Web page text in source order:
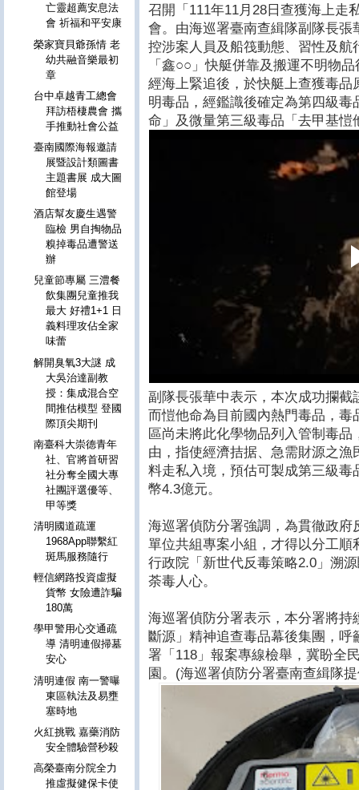
召開「111年11月28日查獲海上走
會。由海巡署臺南查緝隊副隊長
控涉案人員及船筏動態、習性及
「鑫○○」快艇併靠及搬運不明物
經海上緊追後，於快艇上查獲毒
明毒品，經鑑識後確定為第四級
命」及微量第三級毒品「去甲基愷
副隊長張華中表示，本次成功攔
而愷他命為目前國內熱門毒品，
區尚未將此化學物品列入管制毒
由，指使經濟拮据、急需財源之
料走私入境，預估可製成第三級
幣4.3億元。
海巡署偵防分署強調，為貫徹政
單位共組專案小組，才得以分工
行政院「新世代反毒策略2.0」溯
荼毒人心。
海巡署偵防分署表示，本分署將
斷源」精神追查毒品幕後集團，
署「118」報案專線檢舉，冀盼全
園。(海巡署偵防分署臺南查緝隊
亡靈超薦安息法
會 祈福和平安康
榮家寶貝爺孫情 老
幼共融音樂最初
章
台中卓越青工總會
拜訪梧棲農會 攜
手推動社會公益
臺南國際海報邀請
展暨設計類圖書
主題書展 成大圖
館登場
酒店幫友慶生遇警
臨檢 男自掏物品
糗掉毒品遭警送
辦
兒童節專屬 三澧餐
飲集團兒童推我
最大 好禮1+1 日
義料理攻佔全家
味蕾
解開臭氧3大謎 成
大吳治達副教
授：集成混合空
間推估模型 登國
際頂尖期刊
南臺科大崇德青年
社、官將首研習
社分奪全國大專
社團評選優等、
甲等獎
清明國道疏運
1968App聯繫紅
斑馬服務隨行
輕信網路投資虛擬
貨幣 女險遭詐騙
180萬
學甲警用心交通疏
導 清明連假掃墓
安心
清明連假 南一警曝
東區執法及易壅
塞時地
火紅挑戰 嘉藥消防
安全體驗營秒殺
高榮臺南分院全力
推虛擬健保卡使